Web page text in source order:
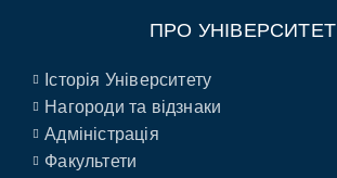
ПРО УНІВЕРСИТЕТ
Історія Університету
Нагороди та відзнаки
Адміністрація
Факультети